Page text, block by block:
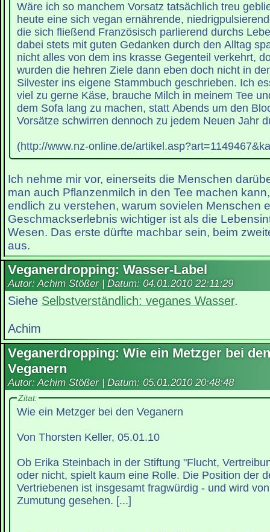
Wäre ich so manchem Vorsatz tatsächlich treu
heute eine sich vegan ernährende,
die sich fließend Französisch parlierend durchs
dabei stets mit guten Gedanken durch den Alltag
nicht alles von dem ins krasse Gegenteil verkehrt,
wurden die hehren Ziele dann eben doch nicht in
Silvester ins eigene Stammbuch geschrieben. Ich
viel zu gerne Käse, brauche Milch in meinem Tee
dem Sofa lang zu machen, statt Abends um den
Vorsätze schwirren dennoch zu jedem Neuen Jahr
(http://www.nz-online.de/
Ich nehme mir vor, einerseits die Menschen
man auch Pflanzenmilch in den Tee machen
endlich zu verstehen, warum sovielen Menschen
Geschmackserlebnis wichtiger ist als die
Wesen. Das erste dürfte machbar sein, beim
aus.
Veganerdropping: Wasser-Label
Autor: Achim Stößer | Datum: 04.01.2010 22:11:29
Siehe Selbstverständlich: veganes Wasser.
Achim
Veganerdropping: Wie ein Metzger bei den
Veganern
Autor: Achim Stößer | Datum: 05.01.2010 20:48:48
Zitat:
Wie ein Metzger bei den Veganern
Von Thorsten Keller, 05.01.10
Ob Erika Steinbach in der Stiftung "Flucht,
oder nicht, spielt kaum eine Rolle. Die Position der
Vertriebenen ist insgesamt fragwürdig - und wird
Zumutung gesehen. [...]